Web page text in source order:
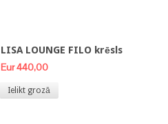
LISA LOUNGE FILO krēsls
Eur 440,00
Ielikt grozā